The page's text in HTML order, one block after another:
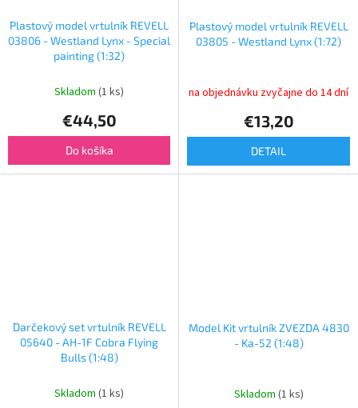
Plastový model vrtulník REVELL
03806 - Westland Lynx - Special
painting (1:32)
Skladom (1 ks)
€44,50
Do košíka
Plastový model vrtulník REVELL
03805 - Westland Lynx (1:72)
na objednávku zvyčajne do 14 dní
€13,20
DETAIL
Darčekový set vrtulník REVELL
05640 - AH-1F Cobra Flying
Bulls (1:48)
Skladom (1 ks)
Model Kit vrtulník ZVEZDA 4830
- Ka-52 (1:48)
Skladom (1 ks)